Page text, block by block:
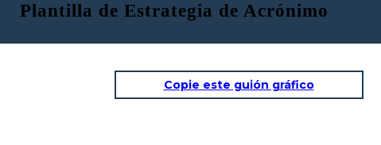
Plantilla de Estrategia de Acrónimo
Copie este guión gráfico